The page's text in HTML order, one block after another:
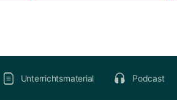
Unterrichtsmaterial Podcast